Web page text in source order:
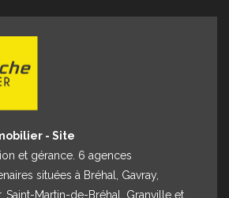
- Site
et gérance. 6 agences
situées à Bréhal, Gavray,
Saint-Martin-de-Bréhal, Granville et